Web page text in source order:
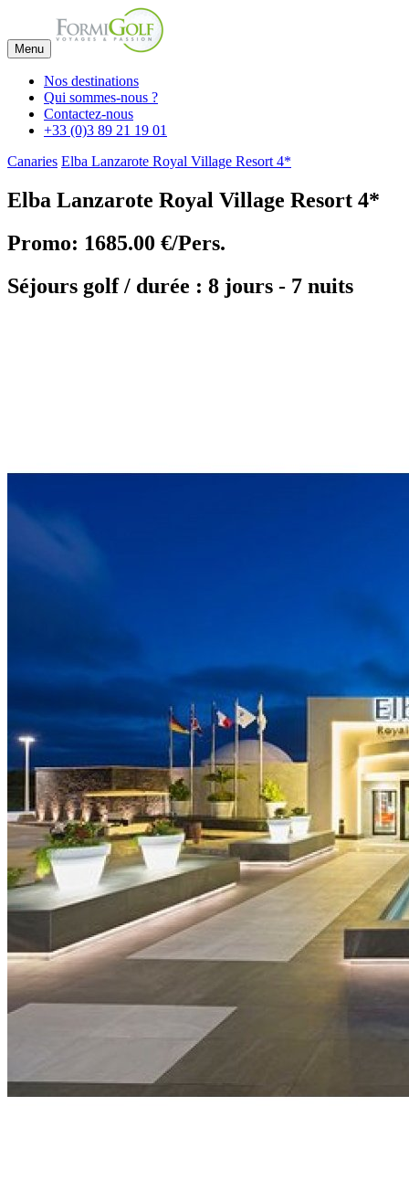
Menu
Nos destinations
Qui sommes-nous ?
Contactez-nous
+33 (0)3 89 21 19 01
Canaries Elba Lanzarote Royal Village Resort 4*
Elba Lanzarote Royal Village Resort 4*
Promo: 1685.00 €/Pers.
Séjours golf / durée : 8 jours - 7 nuits